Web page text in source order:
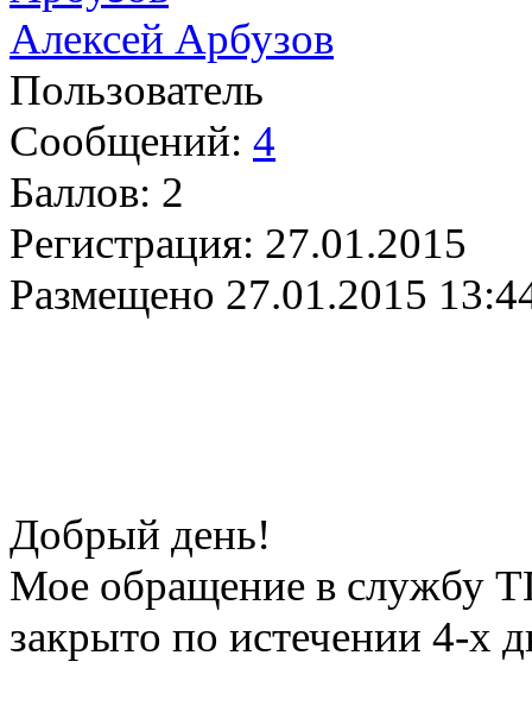
Алексей Арбузов
Пользователь
Сообщений: 4
Баллов: 2
Регистрация: 27.01.2015
Размещено 27.01.2015
Добрый день!
Мое обращение в службу
закрыто по истечении 4-х